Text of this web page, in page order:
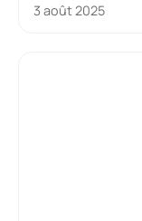
3 août 2025